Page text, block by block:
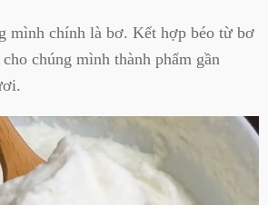
mình chính là bơ. Kết hợp béo từ bơ
chúng mình thành phẩm gần